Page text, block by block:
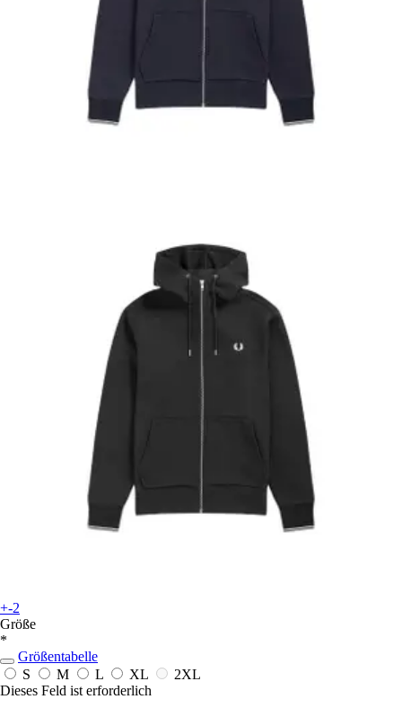
+-2
Größe
*
Größentabelle
S
M L XL
2XL
Dieses Feld ist erforderlich